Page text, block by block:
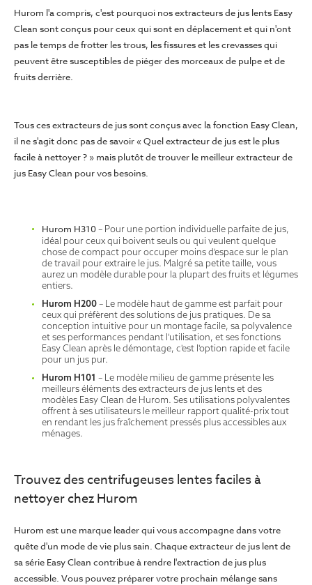
Hurom l'a compris, c'est pourquoi nos extracteurs de jus lents Easy
Clean sont conçus pour ceux qui sont en déplacement et qui n'ont
pas le temps de frotter les trous, les fissures et les crevasses qui
peuvent être susceptibles de piéger des morceaux de pulpe et de
fruits derrière.
Tous ces extracteurs de jus sont conçus avec la fonction Easy Clean,
il ne s'agit donc pas de savoir « Quel extracteur de jus est le plus
facile à nettoyer ? » mais plutôt de trouver le meilleur extracteur de
jus Easy Clean pour vos besoins.
Hurom H310– Pour une portion individuelle parfaite de jus,
idéal pour ceux qui boivent seuls ou qui veulent quelque
chose de compact pour occuper moins d'espace sur le plan
de travail pour extraire le jus. Malgré sa petite taille, vous
aurez un modèle durable pour la plupart des fruits et légumes
entiers.
Hurom H200– Le modèle haut de gamme est parfait pour
ceux qui préfèrent des solutions de jus pratiques. De sa
conception intuitive pour un montage facile, sa polyvalence
et ses performances pendant l'utilisation, et ses fonctions
Easy Clean après le démontage, c'est l'option rapide et facile
pour un jus pur.
Hurom H101 – Le modèle milieu de gamme présente les
meilleurs éléments des extracteurs de jus lents et des
modèles Easy Clean de Hurom. Ses utilisations polyvalentes
offrent à ses utilisateurs le meilleur rapport qualité-prix tout
en rendant les jus fraîchement pressés plus accessibles aux
ménages.
Trouvez des centrifugeuses lentes faciles à
nettoyer chez Hurom
Hurom est une marque leader qui vous accompagne dans votre
quête d'un mode de vie plus sain. Chaque extracteur de jus lent de
sa série Easy Clean contribue à rendre l'extraction de jus plus
accessible. Vous pouvez préparer votre prochain mélange sans